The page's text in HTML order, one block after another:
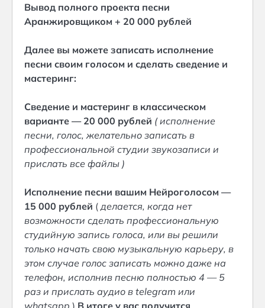
Вывод полного проекта песни
Аранжировщиком + 20 000 рублей
Далее вы можете записать исполнение
песни своим голосом и сделать сведение и
мастеринг:
Сведение и мастеринг в классическом
варианте — 20 000 рублей ( исполнение
песни, голос, желательно записать в
профессиональной студии звукозаписи и
прислать все файлы )
Исполнение песни вашим Нейроголосом —
15 000 рублей ( делается, когда нет
возможности сделать профессиональную
студийную запись голоса, или вы решили
только начать свою музыкальную карьеру, в
этом случае голос записать можно даже на
телефон, исполнив песню полностью 4 — 5
раз и прислать аудио в telegram или
whatsapp ) В итоге у вас получится